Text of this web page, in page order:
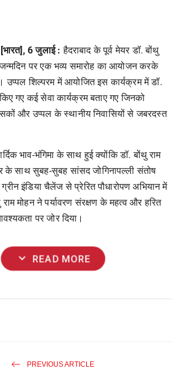
6 जुलाई : हैदराबाद के पूर्व मेयर डॉ. बोंथु
पर एक भव्य समारोह का आयोजन करके
उप्पल शिल्परम में आयोजित इस कार्यक्रम में डॉ.
किए गए कई सेवा कार्यक्रम बताए गए जिनको
और उप्पल के स्थानीय निवासियों से जबरदस्त
भाव-भंगिमा के साथ हुई क्योंकि डॉ. बोंथु राम
के साथ सुबह-सुबह सांसद जोगिनापल्ली संतोष
ग्रीन इंडिया चैलेंज से प्रेरित पौधारोपण अभियान में
मोहन ने पर्यावरण संरक्षण के महत्व और हरित
पर जोर दिया।
expand_more READ MORE
PREVIOUS ARTICLE